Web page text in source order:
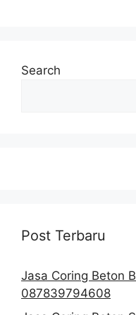
Search
Post Terbaru
Jasa Coring Beton
087839794608